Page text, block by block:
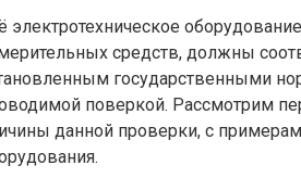
электротехническое
средств, должны
государственными
поверкой. Рассмотрим
данной проверки, с